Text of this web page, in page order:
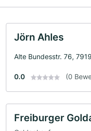
Jörn Ahles
Alte Bundesstr. 76,
0.0 (0
Freiburger